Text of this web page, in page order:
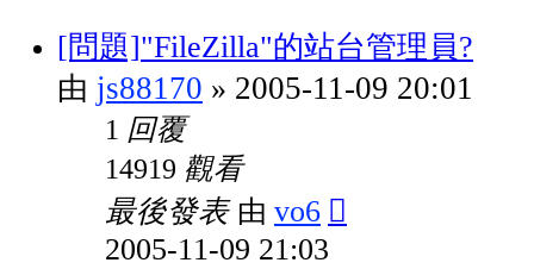
[問題]"FileZilla"的站台管理員?
由 js88170 » 2005-11-09 20:01
1 回覆
14919 觀看
最後發表 由 vo6
2005-11-09 21:03